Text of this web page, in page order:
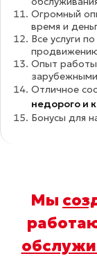
Огромный
время и
Все услуги
Опыт работы
Отличное
недорого и
Бонусы для
Мы